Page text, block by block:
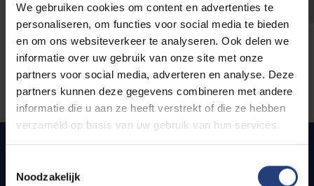
We gebruiken cookies om content en advertenties te
personaliseren, om functies voor social media te bieden
en om ons websiteverkeer te analyseren. Ook delen we
informatie over uw gebruik van onze site met onze
partners voor social media, adverteren en analyse. Deze
partners kunnen deze gegevens combineren met andere
informatie die u aan ze heeft verstrekt of die ze hebben
verzameld op basis van uw gebruik van hun services.
Noodzakelijk
Quick links